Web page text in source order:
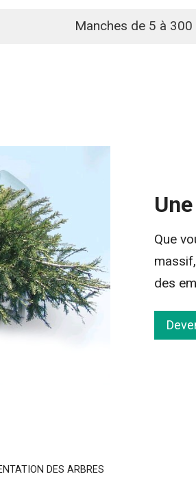
Manches de 5 à
Que
des
DES ARBRES